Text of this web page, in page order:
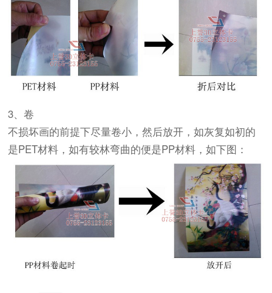
3、卷
不损坏画的前提下尽量卷小，然后放开，如灰复如初的
是PET材料，如有较林弯曲的便是PP材料，如下图：